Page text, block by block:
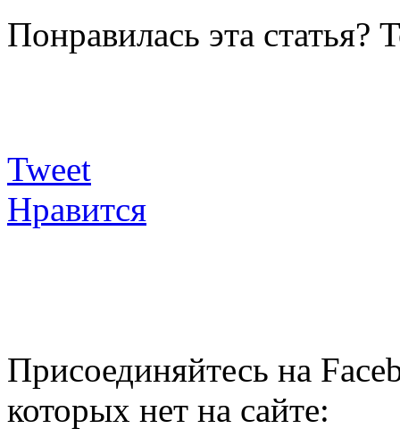
Понравилась эта статья?
Tweet
Нравится
Присоединяйтесь на
которых нет на сайте: